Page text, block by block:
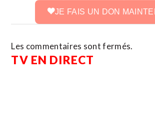
JE FAIS UN DON
Les commentaires sont fermés.
TV EN DIRECT